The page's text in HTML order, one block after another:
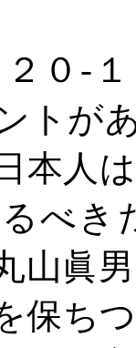
２０ -
トが
本人
べき
山眞
保ち